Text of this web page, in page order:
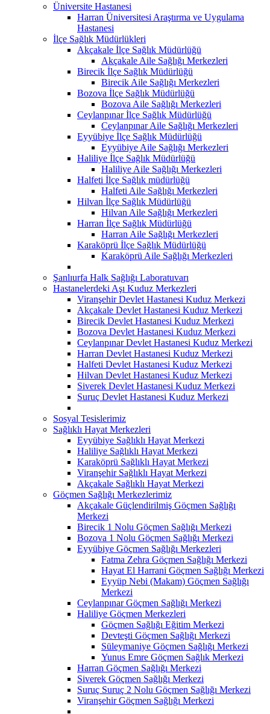
Üniversite Hastanesi
Harran Üniversitesi Araştırma ve Uygulama
Hastanesi
İlçe Sağlık Müdürlükleri
Akçakale İlçe Sağlık Müdürlüğü
Akçakale Aile Sağlığı Merkezleri
Birecik İlçe Sağlık Müdürlüğü
Birecik Aile Sağlığı Merkezleri
Bozova İlçe Sağlık Müdürlüğü
Bozova Aile Sağlığı Merkezleri
Ceylanpınar İlçe Sağlık Müdürlüğü
Ceylanpınar Aile Sağlığı Merkezleri
Eyyübiye İlçe Sağlık Müdürlüğü
Eyyübiye Aile Sağlığı Merkezleri
Haliliye İlçe Sağlık Müdürlüğü
Haliliye Aile Sağlığı Merkezleri
Halfeti İlçe Sağlık müdürlüğü
Halfeti Aile Sağlığı Merkezleri
Hilvan İlçe Sağlık Müdürlüğü
Hilvan Aile Sağlığı Merkezleri
Harran İlçe Sağlık Müdürlüğü
Harran Aile Sağlığı Merkezleri
Karaköprü İlçe Sağlık Müdürlüğü
Karaköprü Aile Sağlığı Merkezleri
Şanlıurfa Halk Sağlığı Laboratuvarı
Hastanelerdeki Aşı Kuduz Merkezleri
Viranşehir Devlet Hastanesi Kuduz Merkezi
Akçakale Devlet Hastanesi Kuduz Merkezi
Birecik Devlet Hastanesi Kuduz Merkezi
Bozova Devlet Hastanesi Kuduz Merkezi
Ceylanpınar Devlet Hastanesi Kuduz Merkezi
Harran Devlet Hastanesi Kuduz Merkezi
Halfeti Devlet Hastanesi Kuduz Merkezi
Hilvan Devlet Hastanesi Kuduz Merkezi
Siverek Devlet Hastanesi Kuduz Merkezi
Suruç Devlet Hastanesi Kuduz Merkezi
Sosyal Tesislerimiz
Sağlıklı Hayat Merkezleri
Eyyübiye Sağlıklı Hayat Merkezi
Haliliye Sağlıklı Hayat Merkezi
Karaköprü Sağlıklı Hayat Merkezi
Viranşehir Sağlıklı Hayat Merkezi
Akçakale Sağlıklı Hayat Merkezi
Göçmen Sağlığı Merkezlerimiz
Akçakale Güçlendirilmiş Göçmen Sağlığı
Merkezi
Birecik 1 Nolu Göçmen Sağlığı Merkezi
Bozova 1 Nolu Göçmen Sağlığı Merkezi
Eyyübiye Göçmen Sağlığı Merkezleri
Fatma Zehra Göçmen Sağlığı Merkezi
Hayat El Harrani Göçmen Sağlığı Merkezi
Eyyüp Nebi (Makam) Göçmen Sağlığı
Merkezi
Ceylanpınar Göçmen Sağlığı Merkezi
Haliliye Göçmen Merkezleri
Göçmen Sağlığı Eğitim Merkezi
Devteşti Göçmen Sağlığı Merkezi
Süleymaniye Göçmen Sağlığı Merkezi
Yunus Emre Göçmen Sağlık Merkezi
Harran Göçmen Sağlığı Merkezi
Siverek Göçmen Sağlığı Merkezi
Suruç Suruç 2 Nolu Göçmen Sağlığı Merkezi
Viranşehir Göçmen Sağlığı Merkezi